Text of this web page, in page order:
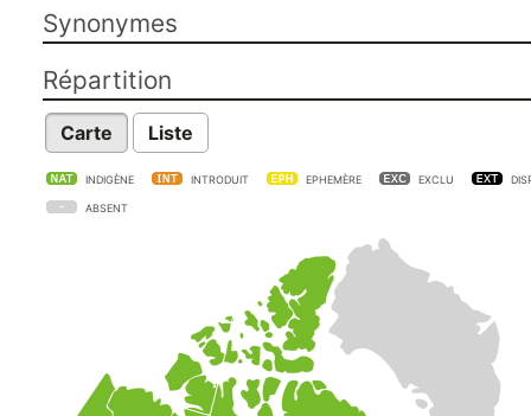
Synonymes
Répartition
Carte Liste
INDIGÈNE INTRODUIT EPHEMÈRE EXCLU
ABSENT